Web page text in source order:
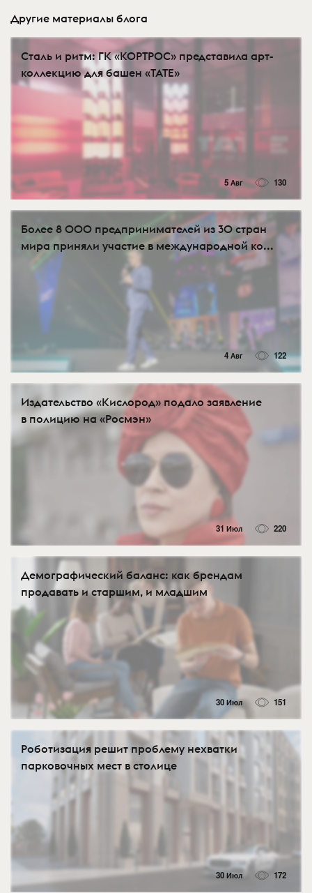
Другие материалы блога
Сталь и ритм: ГК «КОРТРОС» представила арт-
коллекцию для башен «TATE»
5 Авг 130
Более 8 000 предпринимателей из 30 стран
мира приняли участие в международной ко...
4 Авг 122
Издательство «Кислород» подало заявление
в полицию на «Росмэн»
31 Июл 220
Демографический баланс: как брендам
продавать и старшим, и младшим
30 Июл 151
Роботизация решит проблему нехватки
парковочных мест в столице
30 Июл 172